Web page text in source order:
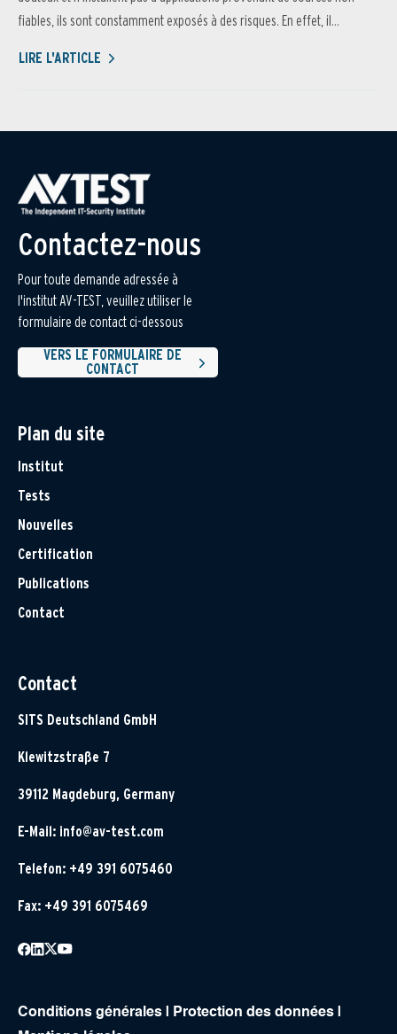
fiables, ils sont constamment exposés à des risques. En effet, il...
LIRE L'ARTICLE
Contactez-nous
Pour toute demande adressée à
l'institut AV-TEST, veuillez utiliser le
formulaire de contact ci-dessous
VERS LE FORMULAIRE DE
CONTACT
Plan du site
Institut
Tests
Nouvelles
Certification
Publications
Contact
Contact
SITS Deutschland GmbH
Klewitzstraße 7
39112 Magdeburg, Germany
E-Mail: info@av-test.com
Telefon: +49 391 6075460
Fax: +49 391 6075469
Conditions générales | Protection des données |